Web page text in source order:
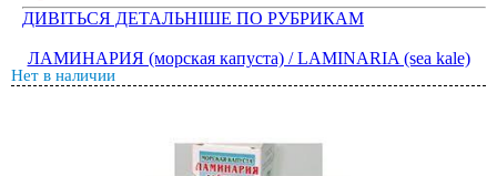
ДИВІТЬСЯ ДЕТАЛЬНІШЕ ПО РУБРИКАМ
ЛАМИНАРИЯ (морская капуста) / LAMINARIA (sea kale)
Нет в наличии